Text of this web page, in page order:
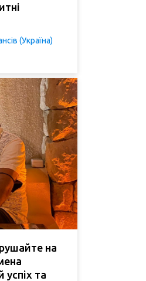
(Україна)
на
успіх та